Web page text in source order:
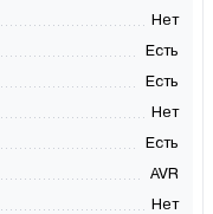
Нет
Есть
Есть
Нет
Есть
AVR
Нет